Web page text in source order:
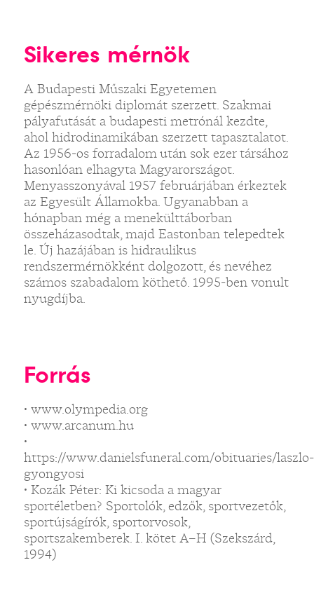
Sikeres mérnök
A Budapesti Műszaki Egyetemen
gépészmérnöki diplomát szerzett. Szakmai
pályafutását a budapesti metrónál kezdte,
ahol hidrodinamikában szerzett tapasztalatot.
Az 1956-os forradalom után sok ezer társához
hasonlóan elhagyta Magyarországot.
Menyasszonyával 1957 februárjában érkeztek
az Egyesült Államokba. Ugyanabban a
hónapban még a menekülttáborban
összeházasodtak, majd Eastonban telepedtek
le. Új hazájában is hidraulikus
rendszermérnökként dolgozott, és nevéhez
számos szabadalom köthető. 1995-ben vonult
nyugdíjba.
Forrás
• www.olympedia.org
• www.arcanum.hu
•
https://www.danielsfuneral.com/obituaries/laszlo-
gyongyosi
• Kozák Péter: Ki kicsoda a magyar
sportéletben? Sportolók, edzők, sportvezetők,
sportújságírók, sportorvosok,
sportszakemberek. I. kötet A–H (Szekszárd,
1994)